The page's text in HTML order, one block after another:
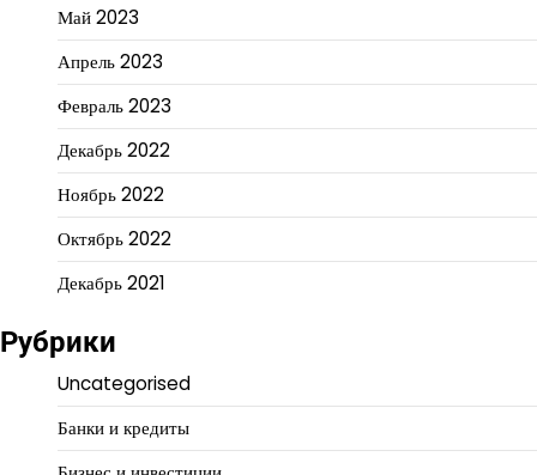
Май 2023
Апрель 2023
Февраль 2023
Декабрь 2022
Ноябрь 2022
Октябрь 2022
Декабрь 2021
Рубрики
Uncategorised
Банки и кредиты